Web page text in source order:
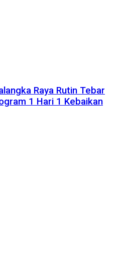
Raya Rutin Tebar
1 Hari 1 Kebaikan